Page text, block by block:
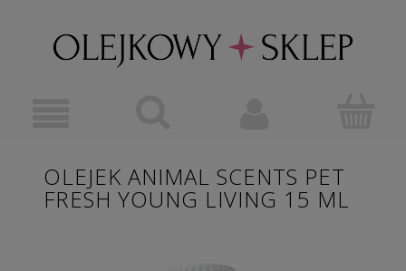
OLEJEK ANIMAL SCENTS PET
FRESH YOUNG LIVING 15 ML